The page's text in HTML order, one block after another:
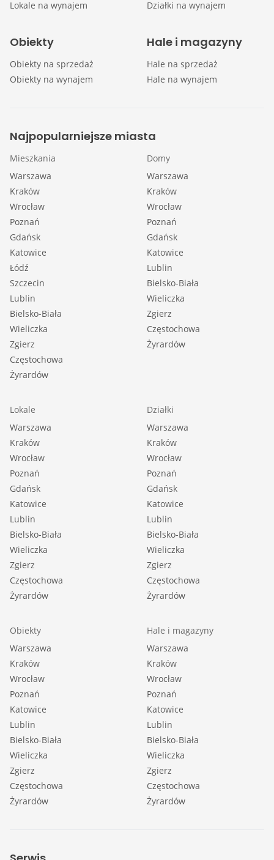
Lokale na wynajem
Działki na wynajem
Obiekty
Obiekty na sprzedaż
Obiekty na wynajem
Hale i magazyny
Hale na sprzedaż
Hale na wynajem
Najpopularniejsze miasta
Mieszkania
Warszawa
Kraków
Wrocław
Poznań
Gdańsk
Katowice
Łódź
Szczecin
Lublin
Bielsko-Biała
Wieliczka
Zgierz
Częstochowa
Żyrardów
Domy
Warszawa
Kraków
Wrocław
Poznań
Gdańsk
Katowice
Lublin
Bielsko-Biała
Wieliczka
Zgierz
Częstochowa
Żyrardów
Lokale
Warszawa
Kraków
Wrocław
Poznań
Gdańsk
Katowice
Lublin
Bielsko-Biała
Wieliczka
Zgierz
Częstochowa
Żyrardów
Działki
Warszawa
Kraków
Wrocław
Poznań
Gdańsk
Katowice
Lublin
Bielsko-Biała
Wieliczka
Zgierz
Częstochowa
Żyrardów
Obiekty
Warszawa
Kraków
Wrocław
Poznań
Katowice
Lublin
Bielsko-Biała
Wieliczka
Zgierz
Częstochowa
Żyrardów
Hale i magazyny
Warszawa
Kraków
Wrocław
Poznań
Katowice
Lublin
Bielsko-Biała
Wieliczka
Zgierz
Częstochowa
Żyrardów